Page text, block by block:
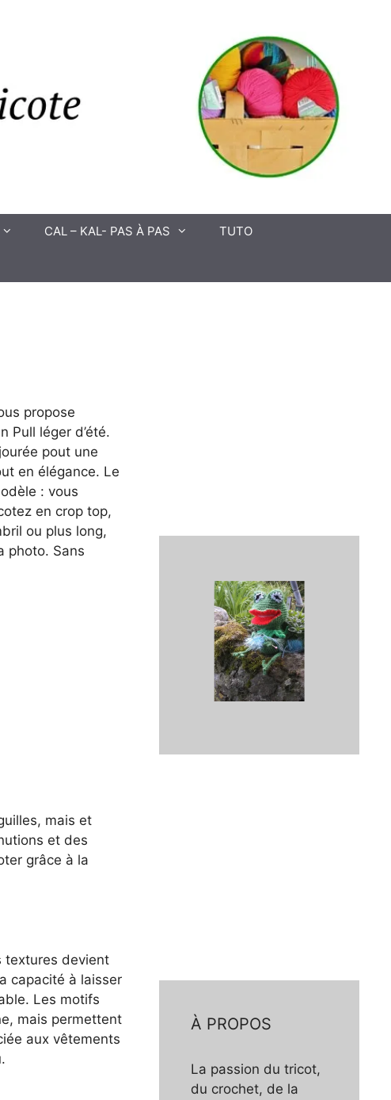
CAL – KAL- PAS À PAS TUTO
propose
Pull léger d’été.
pout une
en élégance. Le
: vous
en crop top,
ou plus long,
photo. Sans
mais et
et des
grâce à la
textures devient
capacité à laisser
Les motifs
mais permettent
aux vêtements
À PROPOS
La passion du tricot,
du crochet, de la